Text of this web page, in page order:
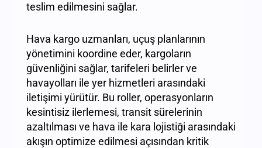
teslim edilmesini sağlar.
Hava kargo uzmanları, uçuş planlarının
yönetimini koordine eder, kargoların
güvenliğini sağlar, tarifeleri belirler ve
havayolları ile yer hizmetleri arasındaki
iletişimi yürütür. Bu roller, operasyonların
kesintisiz ilerlemesi, transit sürelerinin
azaltılması ve hava ile kara lojistiği arasındaki
akışın optimize edilmesi açısından kritik